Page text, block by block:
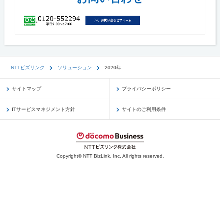
NTTビズリンク ソリューション 2020年
サイトマップ プライバシーポリシー
ITサービスマネジメント方針 サイトのご利用条件
Copyright© NTT BizLink, Inc. All rights reserved.